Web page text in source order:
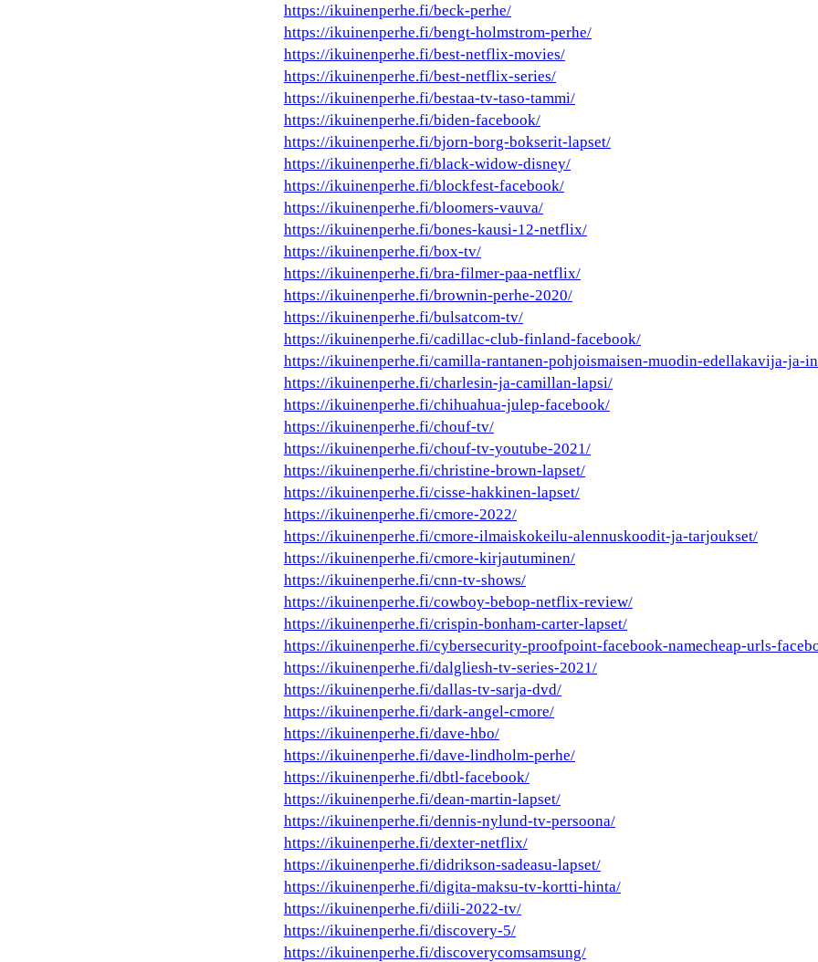
https://ikuinenperhe.fi/beck-perhe/
https://ikuinenperhe.fi/bengt-holmstrom-perhe/
https://ikuinenperhe.fi/best-netflix-movies/
https://ikuinenperhe.fi/best-netflix-series/
https://ikuinenperhe.fi/bestaa-tv-taso-tammi/
https://ikuinenperhe.fi/biden-facebook/
https://ikuinenperhe.fi/bjorn-borg-bokserit-lapset/
https://ikuinenperhe.fi/black-widow-disney/
https://ikuinenperhe.fi/blockfest-facebook/
https://ikuinenperhe.fi/bloomers-vauva/
https://ikuinenperhe.fi/bones-kausi-12-netflix/
https://ikuinenperhe.fi/box-tv/
https://ikuinenperhe.fi/bra-filmer-paa-netflix/
https://ikuinenperhe.fi/brownin-perhe-2020/
https://ikuinenperhe.fi/bulsatcom-tv/
https://ikuinenperhe.fi/cadillac-club-finland-facebook/
https://ikuinenperhe.fi/camilla-rantanen-pohjoismaisen-muodin-edellakavija-ja-
https://ikuinenperhe.fi/charlesin-ja-camillan-lapsi/
https://ikuinenperhe.fi/chihuahua-julep-facebook/
https://ikuinenperhe.fi/chouf-tv/
https://ikuinenperhe.fi/chouf-tv-youtube-2021/
https://ikuinenperhe.fi/christine-brown-lapset/
https://ikuinenperhe.fi/cisse-hakkinen-lapset/
https://ikuinenperhe.fi/cmore-2022/
https://ikuinenperhe.fi/cmore-ilmaiskokeilu-alennuskoodit-ja-tarjoukset/
https://ikuinenperhe.fi/cmore-kirjautuminen/
https://ikuinenperhe.fi/cnn-tv-shows/
https://ikuinenperhe.fi/cowboy-bebop-netflix-review/
https://ikuinenperhe.fi/crispin-bonham-carter-lapset/
https://ikuinenperhe.fi/cybersecurity-proofpoint-facebook-namecheap-urls-
https://ikuinenperhe.fi/dalgliesh-tv-series-2021/
https://ikuinenperhe.fi/dallas-tv-sarja-dvd/
https://ikuinenperhe.fi/dark-angel-cmore/
https://ikuinenperhe.fi/dave-hbo/
https://ikuinenperhe.fi/dave-lindholm-perhe/
https://ikuinenperhe.fi/dbtl-facebook/
https://ikuinenperhe.fi/dean-martin-lapset/
https://ikuinenperhe.fi/dennis-nylund-tv-persoona/
https://ikuinenperhe.fi/dexter-netflix/
https://ikuinenperhe.fi/didrikson-sadeasu-lapset/
https://ikuinenperhe.fi/digita-maksu-tv-kortti-hinta/
https://ikuinenperhe.fi/diili-2022-tv/
https://ikuinenperhe.fi/discovery-5/
https://ikuinenperhe.fi/discoverycomsamsung/